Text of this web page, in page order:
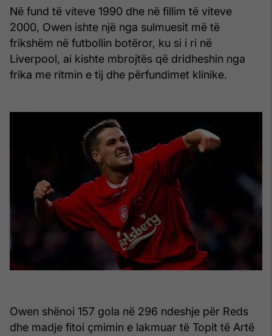
Në fund të viteve 1990 dhe në fillim të viteve
2000, Owen ishte një nga sulmuesit më të
frikshëm në futbollin botëror, ku si i ri në
Liverpool, ai kishte mbrojtës që dridheshin nga
frika me ritmin e tij dhe përfundimet klinike.
Owen shënoi 157 gola në 296 ndeshje për Reds
dhe madje fitoi çmimin e lakmuar të Topit të Artë